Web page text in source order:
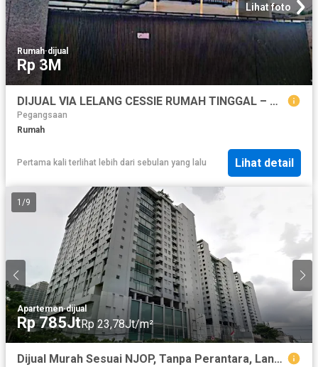
Lihat foto
Rumah·dijual
Rp 3M
DIJUAL VIA LELANG CESSIE RUMAH TINGGAL – MENTENG JAKARTA PUSAT
Pegangsaan
Rumah
Pertama kali terlihat lebih dari sebulan yang lalu Lihat detail
1 /9
Apartemen·dijual
Rp 785JtRp 23,78Jt/m²
Dijual Murah Sesuai NJOP, Tanpa Perantara, Langsung dengan Pemilik, Apartemen Secondary 2BR di Apartemen Menteng Square, Luas 33m², Matraman, Jakarta Timur